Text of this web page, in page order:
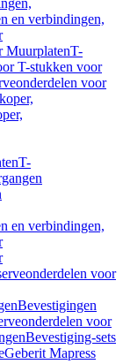
en verbindingen,
MuurplatenT-
T-stukken voor
voor
T-
en verbindingen,
voor
Bevestigingen
voor
Bevestiging-sets
Geberit Mapress